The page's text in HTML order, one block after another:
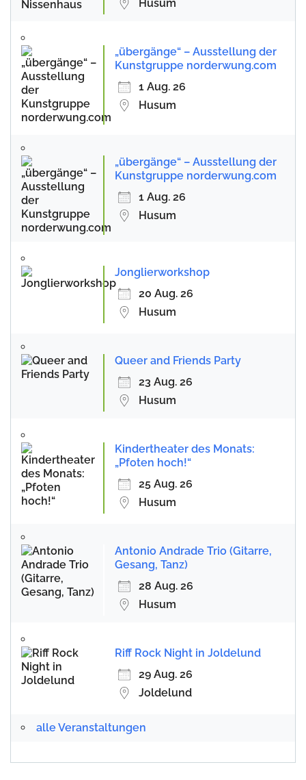
Husum
„übergänge“ – Ausstellung der
Kunstgruppe norderwung.com
1 Aug. 26
Husum
„übergänge“ – Ausstellung der
Kunstgruppe norderwung.com
1 Aug. 26
Husum
Jonglierworkshop
20 Aug. 26
Husum
Queer and Friends Party
23 Aug. 26
Husum
Kindertheater des Monats:
„Pfoten hoch!“
25 Aug. 26
Husum
Antonio Andrade Trio (Gitarre,
Gesang, Tanz)
28 Aug. 26
Husum
Riff Rock Night in Joldelund
29 Aug. 26
Joldelund
alle Veranstaltungen